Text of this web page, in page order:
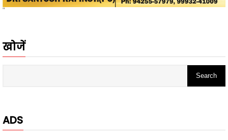
- Advertisement -